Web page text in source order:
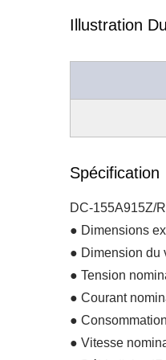
Illustration
Spécification
DC-155A915Z/R
● Dimensions
● Dimension du
● Tension
● Courant
●
● Vitesse